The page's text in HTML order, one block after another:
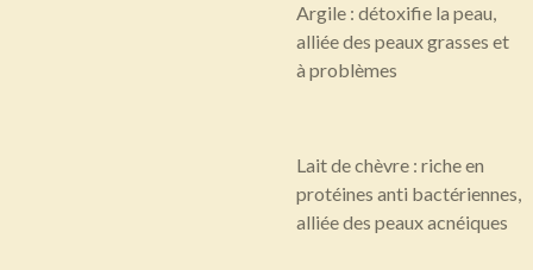
Argile : détoxifie la peau,
alliée des peaux grasses et
à problèmes
Lait de chèvre : riche en
protéines anti bactériennes,
alliée des peaux acnéiques